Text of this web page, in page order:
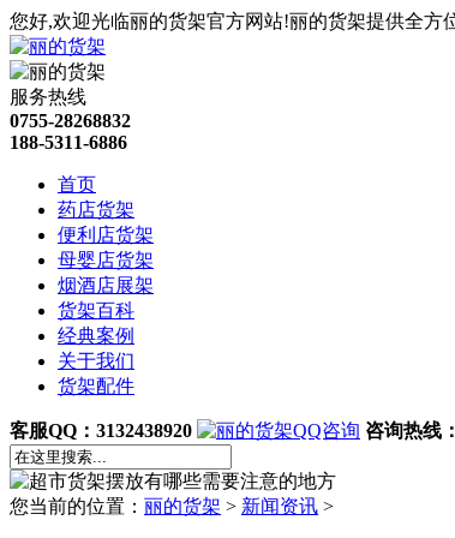
您好,欢迎光临丽的货架官方网站!丽的货架提供全
服务热线
0755-28268832
188-5311-6886
首页
药店货架
便利店货架
母婴店货架
烟酒店展架
货架百科
经典案例
关于我们
货架配件
客服QQ：3132438920 咨询热线
您当前的位置： 丽的货架 > 新闻资讯 >